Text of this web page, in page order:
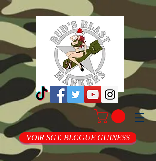
VOIR SGT. BLOGUE GUINESS